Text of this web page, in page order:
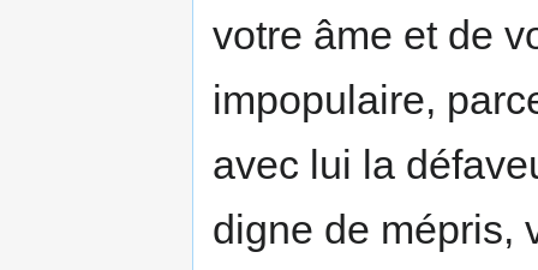
votre âme et de
impopulaire,
avec lui la
digne de mépris,